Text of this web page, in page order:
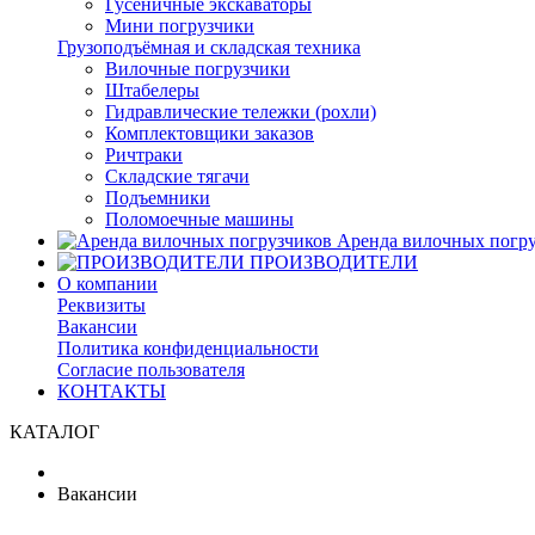
Гусеничные экскаваторы
Мини погрузчики
Грузоподъёмная и складская техника
Вилочные погрузчики
Штабелеры
Гидравлические тележки (рохли)
Комплектовщики заказов
Ричтраки
Складские тягачи
Подъемники
Поломоечные машины
Аренда вилочных
ПРОИЗВОДИТЕЛИ
О компании
Реквизиты
Вакансии
Политика конфиденциальности
Согласие пользователя
КОНТАКТЫ
КАТАЛОГ
Вакансии